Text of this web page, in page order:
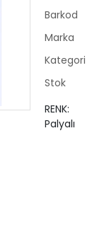
Barkod
Marka
Kategori
Stok
RENK:
Palyalı